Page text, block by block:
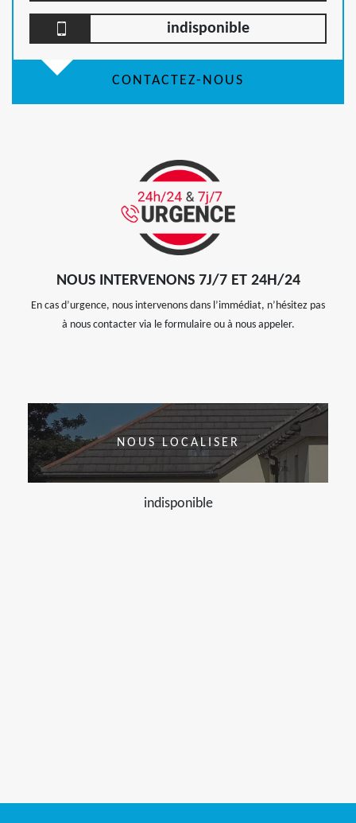
indisponible
CONTACTEZ-NOUS
NOUS INTERVENONS 7J/7 ET 24H/24
En cas d’urgence, nous intervenons dans l’immédiat, n’hésitez pas
à nous contacter via le formulaire ou à nous appeler.
NOUS LOCALISER
indisponible